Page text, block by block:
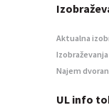
Aktualna
Najem
UL info